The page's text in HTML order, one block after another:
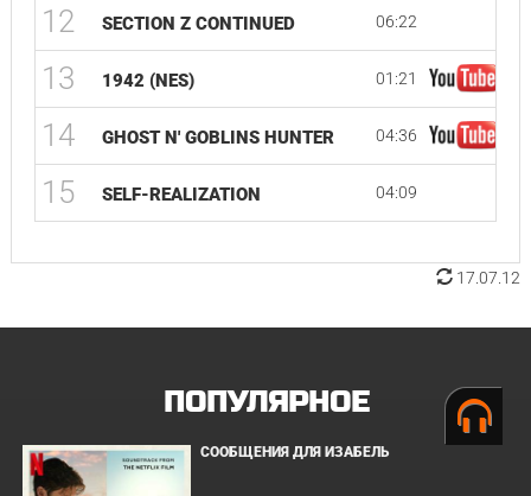
12 SECTION Z CONTINUED 06:22
13 1942 (NES) 01:21
14 GHOST N' GOBLINS HUNTER 04:36
15 SELF-REALIZATION 04:09
17.07.12
ПОПУЛЯРНОЕ
СООБЩЕНИЯ ДЛЯ ИЗАБЕЛЬ